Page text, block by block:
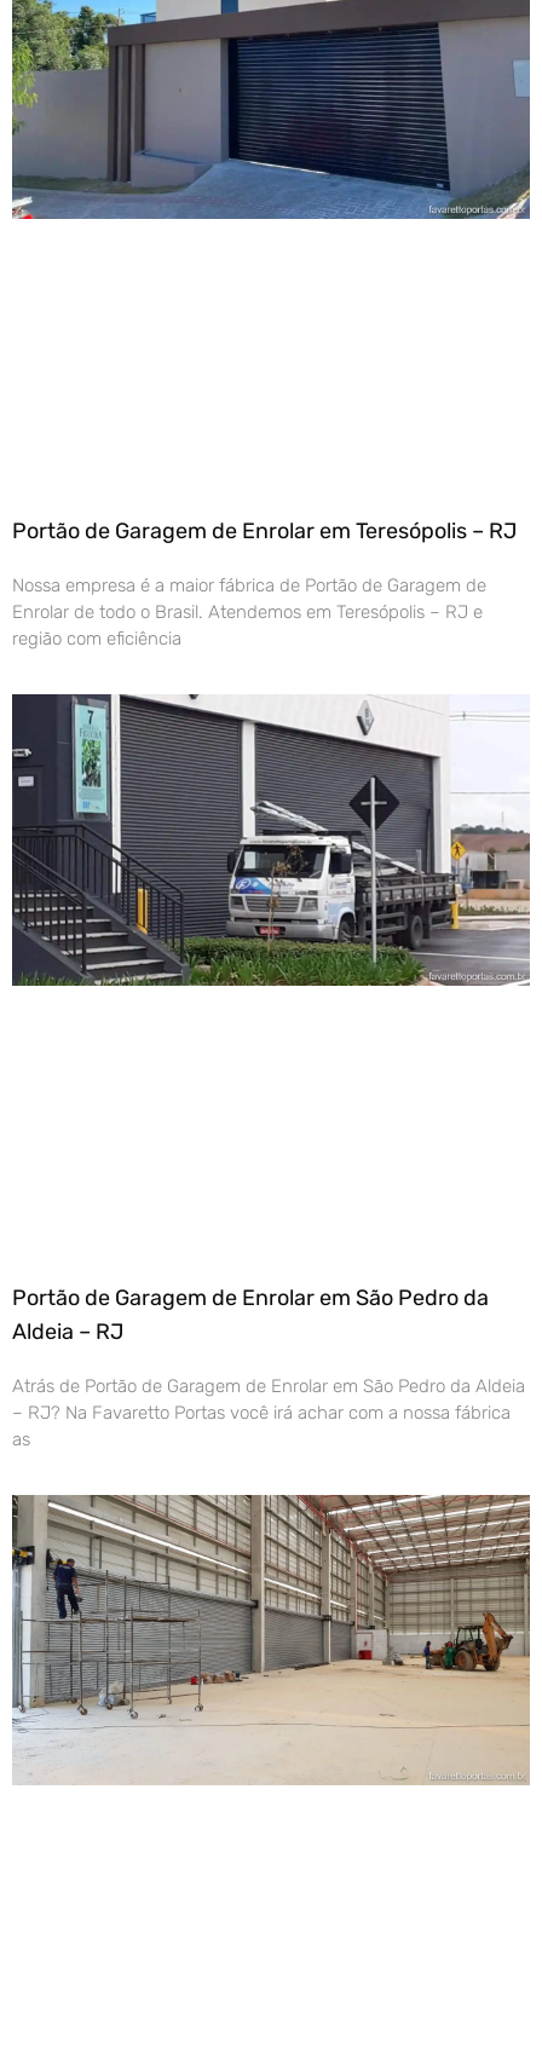
Portão de Garagem de Enrolar em Teresópolis – RJ
Nossa empresa é a maior fábrica de Portão de Garagem de
Enrolar de todo o Brasil. Atendemos em Teresópolis – RJ e
região com eficiência
Portão de Garagem de Enrolar em São Pedro da
Aldeia – RJ
Atrás de Portão de Garagem de Enrolar em São Pedro da Aldeia
– RJ? Na Favaretto Portas você irá achar com a nossa fábrica
as